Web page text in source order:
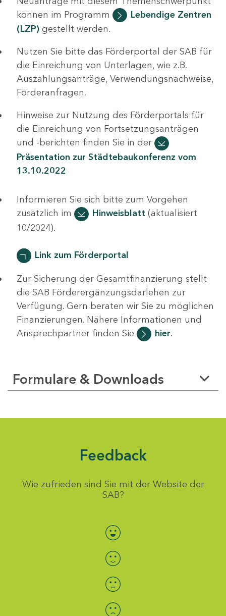
können im Programm
Lebendige Zentren
(LZP) gestellt werden.
Nutzen Sie bitte das Förderportal der SAB für
die Einreichung von Unterlagen, wie z.B.
Auszahlungsanträge, Verwendungsnachweise,
Förderanfragen.
Hinweise zur Nutzung des Förderportals für
die Einreichung von Fortsetzungsanträgen
und -berichten finden Sie in der
Präsentation zur Städtebaukonferenz vom
13.10.2022
Informieren Sie sich bitte zum Vorgehen
zusätzlich im
Hinweisblatt (aktualisiert
10/2024).
Link zum Förderportal
Zur Sicherung der Gesamtfinanzierung stellt
die SAB Förderergänzungsdarlehen zur
Verfügung. Gern beraten wir Sie zu möglichen
Finanzierungen. Nähere Informationen und
Ansprechpartner finden Sie
hier.
Formulare & Downloads
Feedback
Wie zufrieden sind Sie mit der Website der
SAB?
Bewertung auswählen